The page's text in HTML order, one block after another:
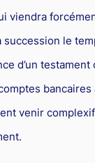
viendra
succession le
d’un testament
venir